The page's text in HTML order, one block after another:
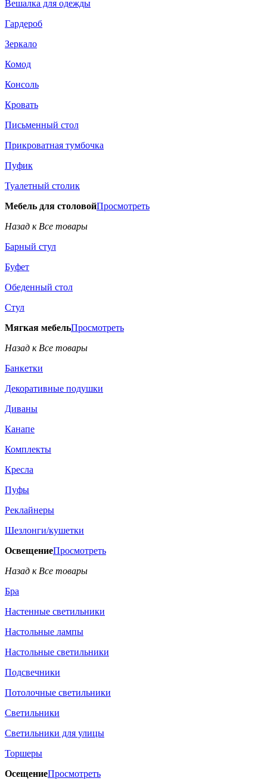
Вешалка для одежды
Гардероб
Зеркало
Комод
Консоль
Кровать
Письменный стол
Прикроватная тумбочка
Пуфик
Туалетный столик
Мебель для столовойПросмотреть
Назад к Все товары
Барный стул
Буфет
Обеденный стол
Стул
Мягкая мебельПросмотреть
Назад к Все товары
Банкетки
Декоративные подушки
Диваны
Канапе
Комплекты
Кресла
Пуфы
Реклайнеры
Шезлонги/кушетки
ОсвещениеПросмотреть
Назад к Все товары
Бра
Настенные светильники
Настольные лампы
Настольные светильники
Подсвечники
Потолочные светильники
Светильники
Светильники для улицы
Торшеры
ОсещениеПросмотреть